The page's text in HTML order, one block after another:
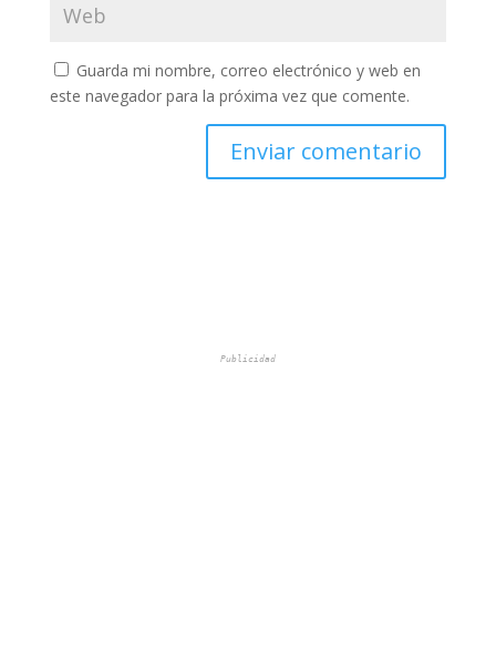
Guarda mi nombre, correo electrónico y web en
este navegador para la próxima vez que comente.
Publicidad